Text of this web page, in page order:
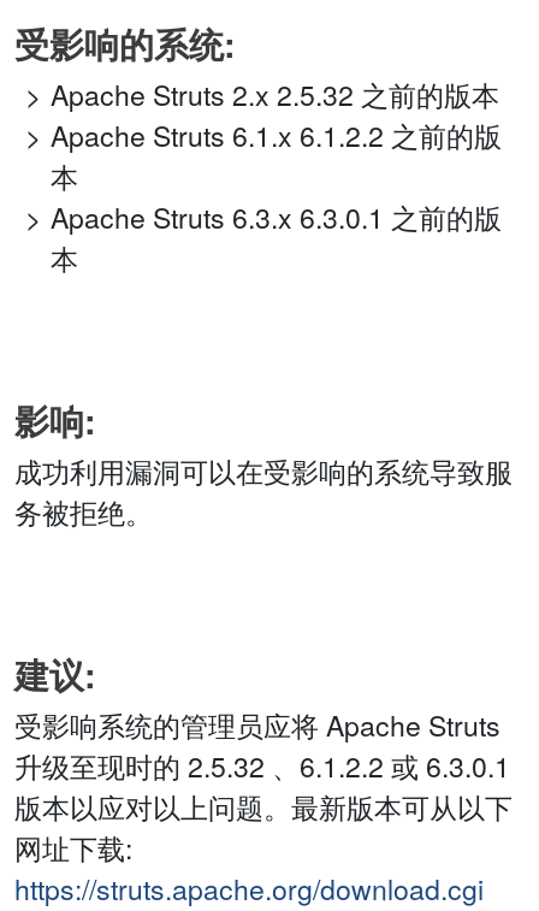
受影响的系统:
Apache Struts 2.x 2.5.32 之前的版本
Apache Struts 6.1.x 6.1.2.2 之前的版
本
Apache Struts 6.3.x 6.3.0.1 之前的版
本
影响:
成功利用漏洞可以在受影响的系统导致服
务被拒绝。
建议:
受影响系统的管理员应将 Apache Struts
升级至现时的 2.5.32 、6.1.2.2 或 6.3.0.1
版本以应对以上问题。最新版本可从以下
网址下载:
https://struts.apache.org/download.cgi